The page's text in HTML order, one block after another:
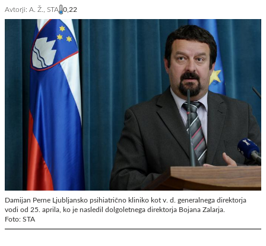
Avtorji: A. Ž., STA 0,22
Damijan Perne Ljubljansko psihiatrično kliniko kot v. d. generalnega direktorja
vodi od 25. aprila, ko je nasledil dolgoletnega direktorja Bojana Zalarja.
Foto: STA